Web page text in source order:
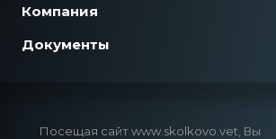
Компания
Документы
Посещая сайт www.skolkovo.vet, Вы